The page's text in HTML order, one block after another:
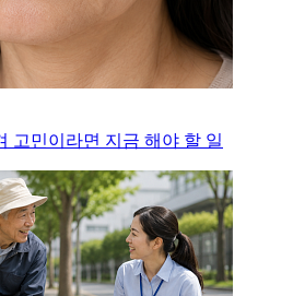
고민이라면 지금 해야 할 일